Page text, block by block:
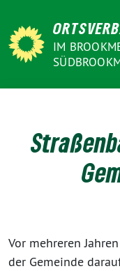
zum
Inhalt
IM
Vor mehreren
der Gemeinde